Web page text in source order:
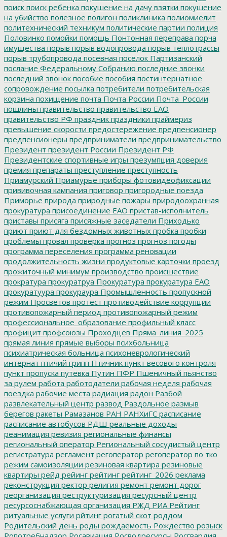
поиск поиск ребенка покушение на дачу взятки покушение
на убийство полезное полигон поликлиника полиомиелит
политехнический техникум политические партии полиция
Половинко помойки помощь Понтонная переправа порча
имущества порыв порыв водопровода порыв теплотрассы
порыв трубопровода посевная поселок Партизанский
послание Федеральному Собранию последние звонки
последний звонок пособие пособия постинтернатное
сопровождение посылка потребители потребительская
корзина похищение почта Почта России Почта_России
пошлины правительство правительство ЕАО
правительство РФ праздник праздники праймериз
превышение скорости предостережение предпенсионер
предпенсионеры предприниматели предпринимательство
Президент президент России Президент РФ
Президентские спортивные игры презумпция доверия
премия препараты преступление преступность
Приамурский Приамурье приборы фотовидеофиксации
прививочная кампания приговор пригородные поезда
Приморье природа природные пожары природоохранная
прокуратура присоединение ЕАО пристав-исполнитель
приставы присяга присяжные заседатели Приходько
приют приют для бездомных животных пробка пробки
проблемы провал проверка прогноз прогноз погоды
программа переселения программа реновации
продолжительность жизни продуктовые карточки проезд
прожиточный минимум производство происшествие
прократура прокуратруа Прокуратура прокуратура ЕАО
прокуратуура прокураура Промышленность пропускной
режим Просветов протест противодействие коррупции
противопожарный период противопожарный режим
профессиональное_образование профильный класс
профицит профсоюзы Проходцев Пряма_линия_2025
прямая линия прямые выборы психбольница
психиатрическая больница психоневрологический
интернат птичий грипп Птичник пункт весового контроля
пункт пропуска путевка Путин ПФР Пшеничный пьянство
за рулем работа работодатели рабочая неделя рабочая
поездка рабочие места радиация радон Разбой
развлекательный центр развод Раздольное размыв
берегов ракеты Рамазанов РАН РАНХиГС расписание
расписание автобусов РДШ реальные доходы
реанимация ревизия региональные финансы
региональный оператор Региональный сосудистый центр
регистратура регламент регоператор регоператор по тко
режим самоизоляции резиновая квартира резиновые
квартиры рейд рейинг рейтинг рейтинг_2026 реклама
реконструкция ректор религия ремонт ремонт дорог
реорганизация реструктуризация ресурсный центр
ресурсоснабжающая организация РЖД РИА Рейтинг
ритуальные услуги рйтинг рогатый скот роддом
Родительский день роды рождаемость Рождество розыск